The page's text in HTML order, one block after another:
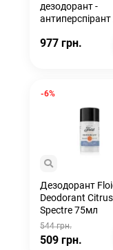
дезодорант -
антиперспірант
977 грн.
-6%
Дезодорант
Deodorant Citrus
Spectre 75мл
544 грн.
509 грн.